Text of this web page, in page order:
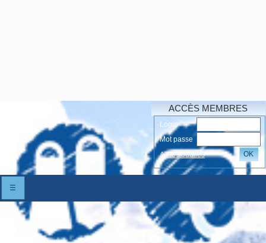
ACCÈS MEMBRES
Login
Mot passe
Accés oubliés
OK
☰